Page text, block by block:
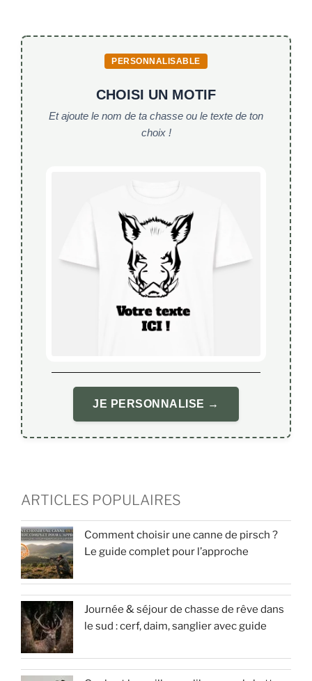
k
PERSONNALISABLE
CHOISI UN MOTIF
Et ajoute le nom de ta chasse ou le texte de ton
choix !
JE PERSONNALISE →
ARTICLES POPULAIRES
Comment choisir une canne de pirsch ?
Le guide complet pour l’approche
Journée & séjour de chasse de rêve dans
le sud : cerf, daim, sanglier avec guide